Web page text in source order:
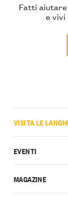
Fatti aiutare
e vivi
VISITA LE
EVENTI
MAGAZINE